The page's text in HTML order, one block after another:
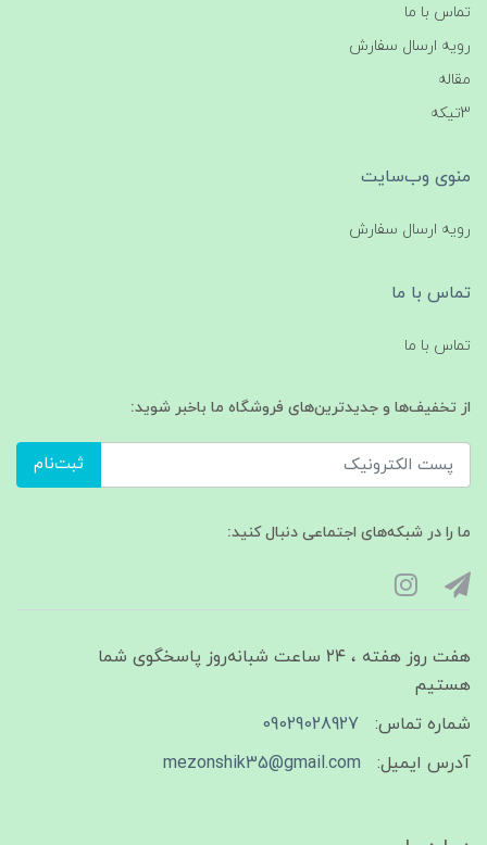
تماس با ما
رویه ارسال سفارش
مقاله
3تیکه
منوی وب‌سایت
رویه ارسال سفارش
تماس با ما
تماس با ما
از تخفیف‌ها و جدیدترین‌های فروشگاه ما باخبر شوید:
ثبت‌نام
ما را در شبکه‌های اجتماعی دنبال کنید:
هفت روز هفته ، ۲۴ ساعت شبانه‌روز پاسخگوی شما
هستیم
شماره تماس:
09029028927
آدرس ایمیل:
mezonshik35@gmail.com